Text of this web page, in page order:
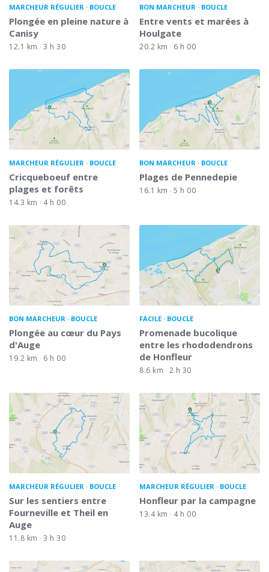
MARCHEUR RÉGULIER BOUCLE
Plongée en pleine nature à
Canisy
12.1 km 3 h 30
BON MARCHEUR BOUCLE
Entre vents et marées à
Houlgate
20.2 km 6 h 00
MARCHEUR RÉGULIER BOUCLE
Cricqueboeuf entre
plages et forêts
14.3 km 4 h 00
BON MARCHEUR BOUCLE
Plages de Pennedepie
16.1 km 5 h 00
BON MARCHEUR BOUCLE
Plongée au cœur du Pays
d'Auge
19.2 km 6 h 00
FACILE BOUCLE
Promenade bucolique
entre les rhododendrons
de Honfleur
8.6 km 2 h 30
MARCHEUR RÉGULIER BOUCLE
Sur les sentiers entre
Fourneville et Theil en
Auge
11.8 km 3 h 30
MARCHEUR RÉGULIER BOUCLE
Honfleur par la campagne
13.4 km 4 h 00